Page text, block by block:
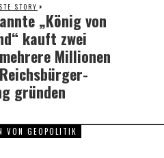
STORY
Next
post:
„König von
kauft zwei
Millionen
gründen
VON GEOPOLITIK